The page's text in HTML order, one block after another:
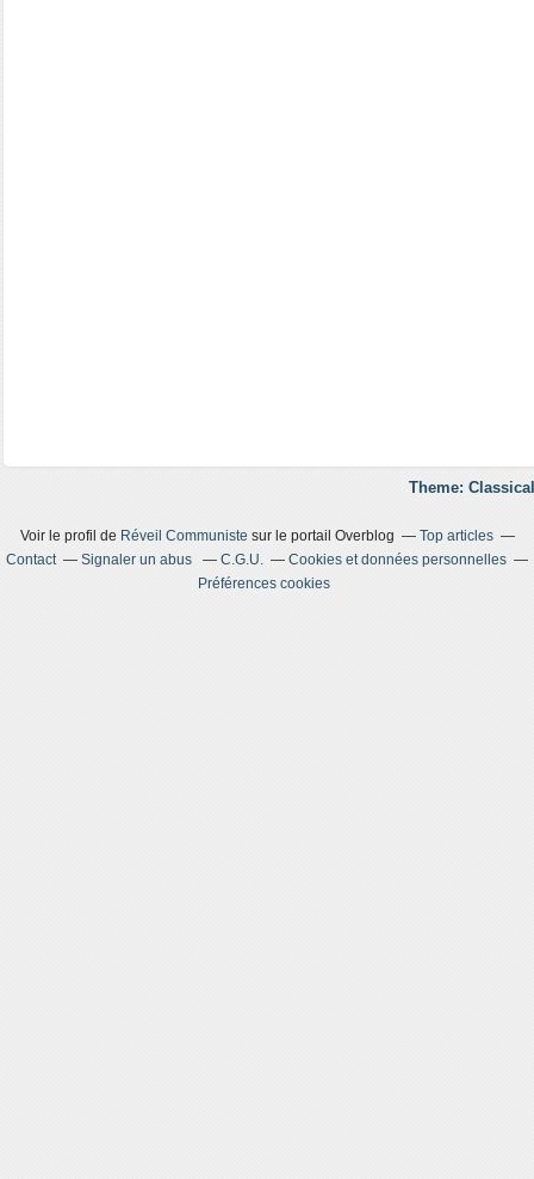
Theme:
Voir le profil de Réveil Communiste sur le portail Overblog
Top articles
Contact
Signaler un abus C.G.U.
Cookies et données personnelles
Préférences cookies